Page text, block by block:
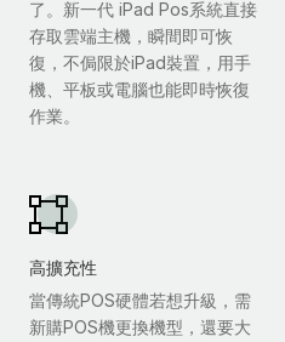
了。新一代 iPad Pos系統直接
存取雲端主機，瞬間即可恢
復，不侷限於iPad裝置，用手
機、平板或電腦也能即時恢復
作業。
高擴充性
當傳統POS硬體若想升級，需
新購POS機更換機型，還要大